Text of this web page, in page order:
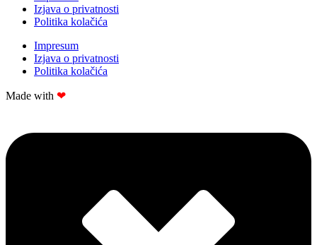
Izjava o privatnosti
Politika kolačića
Impresum
Izjava o privatnosti
Politika kolačića
Made with ❤